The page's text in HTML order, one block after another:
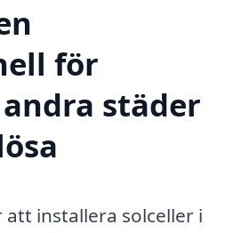
för
städer
installera solceller i